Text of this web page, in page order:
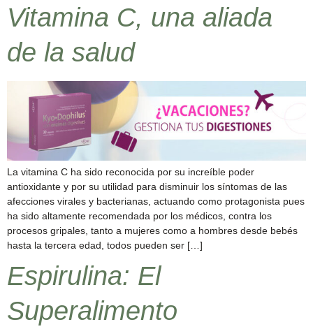
Vitamina C, una aliada
de la salud
La vitamina C ha sido reconocida por su increíble poder
antioxidante y por su utilidad para disminuir los síntomas de las
afecciones virales y bacterianas, actuando como protagonista pues
ha sido altamente recomendada por los médicos, contra los
procesos gripales, tanto a mujeres como a hombres desde bebés
hasta la tercera edad, todos pueden ser […]
Espirulina: El
Superalimento